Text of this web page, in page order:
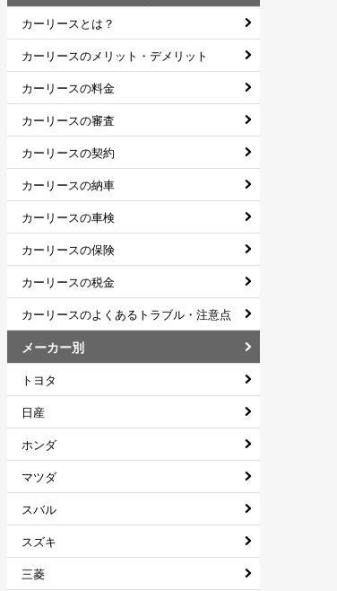
カーリースとは？
カーリースのメリット・デメリット
カーリースの料金
カーリースの審査
カーリースの契約
カーリースの納車
カーリースの車検
カーリースの保険
カーリースの税金
カーリースのよくあるトラブル・注意点
メーカー別
トヨタ
日産
ホンダ
マツダ
スバル
スズキ
三菱